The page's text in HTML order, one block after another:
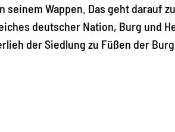
Wappen. Das geht darauf
deutscher Nation, Burg und
der Siedlung zu Füßen der